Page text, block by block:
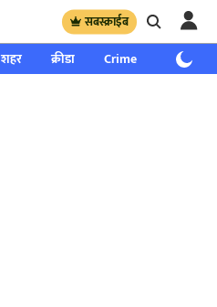
सबस्क्राईब
शहर क्रीडा Crime साप्ताहिक